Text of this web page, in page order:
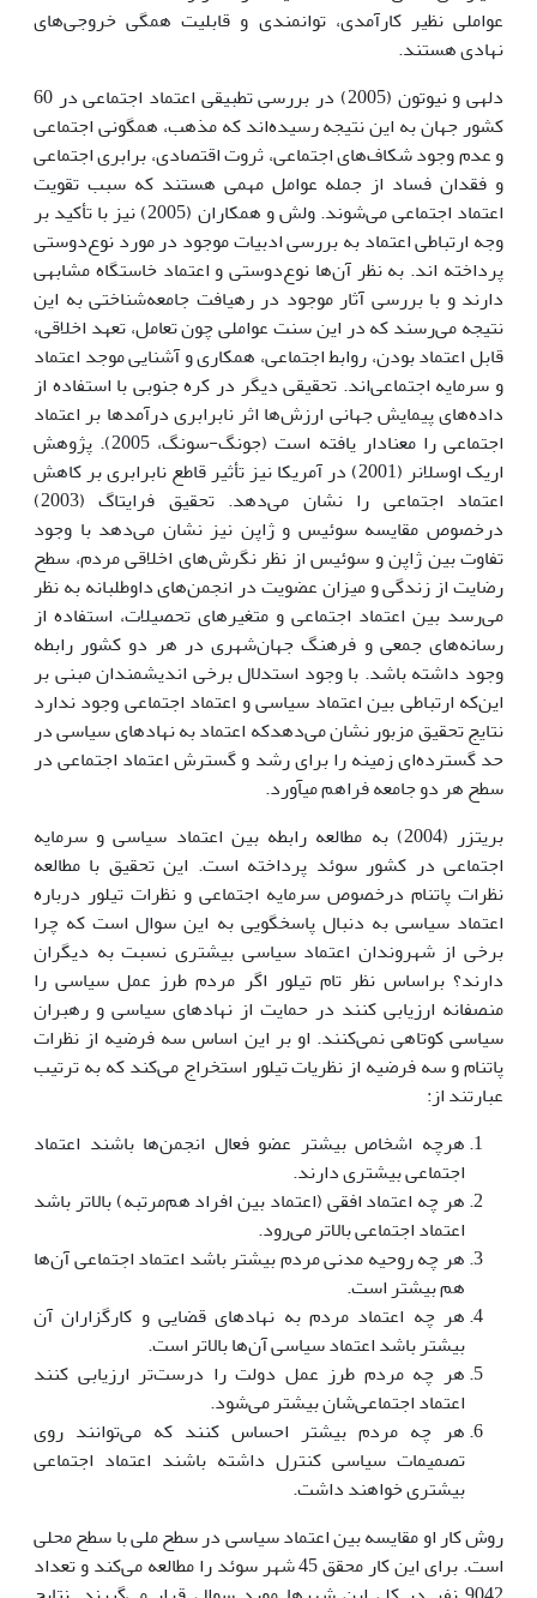
عواملی نظیر کارآمدی، توانمندی و قابلیت همگی خروجی‌های
نهادی هستند.
دلهی و نیوتون (2005) در بررسی تطبیقی اعتماد اجتماعی در 60
کشور جهان به این نتیجه رسیده‌اند که مذهب، همگونی اجتماعی
و عدم وجود شکاف‌های اجتماعی، ثروت اقتصادی، برابری اجتماعی
و فقدان فساد از جمله عوامل مهمی هستند که سبب تقویت
اعتماد اجتماعی می‌شوند. ولش و همکاران (2005) نیز با تأکید بر
وجه ارتباطی اعتماد به بررسی ادبیات موجود در مورد نوع‌دوستی
پرداخته اند. به نظر آن‌‎ها نوع‌دوستی و اعتماد خاستگاه مشابهی
دارند و با بررسی آثار موجود در رهیافت جامعه‌شناختی به این
نتیجه می‌رسند که در این سنت عواملی چون تعامل، تعهد اخلاقی،
قابل اعتماد بودن، روابط اجتماعی، همکاری و آشنایی موجد اعتماد
و سرمایه اجتماعی‌اند. تحقیقی دیگر در کره‌ جنوبی با استفاده از
داده‌های پیمایش جهانی ارزش‌ها اثر نابرابری درآمدها بر اعتماد
اجتماعی را معنادار یافته است (جونگ-سونگ، 2005). پژوهش
اریک اوسلانر (2001) در آمریکا نیز تأثیر قاطع نابرابری بر کاهش
اعتماد اجتماعی را نشان می‌دهد. تحقیق فرایتاگ (2003)
درخصوص مقایسه‌ سوئیس و ژاپن نیز نشان می‌دهد با وجود
تفاوت بین ژاپن و سوئیس از نظر نگرش‌های اخلاقی مردم، سطح
رضایت از زندگی و میزان عضویت در انجمن‌های داوطلبانه به نظر
می‌رسد بین اعتماد اجتماعی و متغیرهای تحصیلات، استفاده از
رسانه‌های جمعی و فرهنگ جهان‌شهری در هر دو کشور رابطه
وجود داشته باشد. با وجود استدلال برخی اندیشمندان مبنی بر
این‌که ارتباطی بین اعتماد سیاسی و اعتماد اجتماعی وجود ندارد
نتایج تحقیق مزبور نشان می‌دهدکه اعتماد به نهادهای سیاسی در
حد گسترده‌ای زمینه را برای رشد و گسترش اعتماد اجتماعی در
سطح هر دو جامعه فراهم می‎آورد.
بریتزر (2004) به مطالعه رابطه بین اعتماد سیاسی و سرمایه
اجتماعی در کشور سوئد پرداخته است. این تحقیق با مطالعه
نظرات پاتنام درخصوص سرمایه اجتماعی و نظرات تیلور درباره
اعتماد سیاسی به دنبال پاسخگویی به این سوال است که چرا
برخی از شهروندان اعتماد سیاسی بیشتری نسبت به دیگران
دارند؟ براساس نظر تام تیلور اگر مردم طرز عمل سیاسی را
منصفانه ارزیابی کنند در حمایت از نهادهای سیاسی و رهبران
سیاسی کوتاهی نمی‌کنند. او بر این اساس سه فرضیه از نظرات
پاتنام و سه فرضیه از نظریات تیلور استخراج می‌کند که به ترتیب
عبارتند از:
هرچه اشخاص بیشتر عضو فعال انجمنها باشند اعتماد
اجتماعی بیشتری دارند.
هر چه اعتماد افقی (اعتماد بین افراد هممرتبه) بالاتر باشد
اعتماد اجتماعی بالاتر میرود.
هر چه روحیه مدنی مردم بیشتر باشد اعتماد اجتماعی آن‌‎ها
هم بیشتر است.
هر چه اعتماد مردم به نهادهای قضایی و کارگزاران آن
بیشتر باشد اعتماد سیاسی آن‌‎ها بالاتر است.
هر چه مردم طرز عمل دولت را درستتر ارزیابی کنند
اعتماد اجتماعیشان بیشتر میشود.
هر چه مردم بیشتر احساس کنند که میتوانند روی
تصمیمات سیاسی کنترل داشته باشند اعتماد اجتماعی
بیشتری خواهند داشت.
روش کار او مقایسه بین اعتماد سیاسی در سطح ملی با سطح محلی
است. برای این کار محقق 45 شهر سوئد را مطالعه می‌کند و تعداد